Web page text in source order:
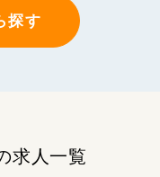
探す
求人一覧